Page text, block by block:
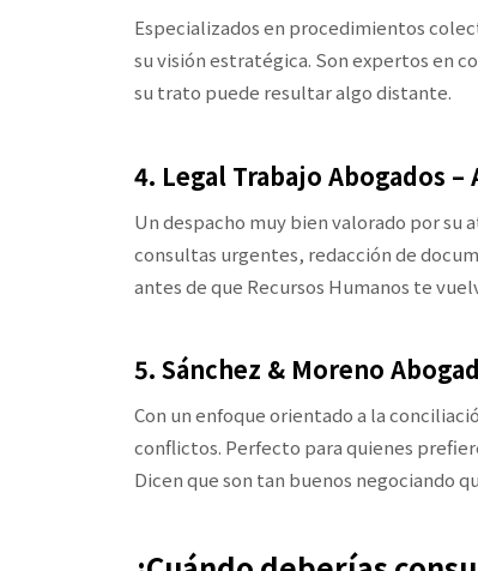
Especializados en procedimientos
su visión estratégica. Son expertos en
su trato puede resultar algo distante.
4. Legal Trabajo Abogados
Un despacho muy bien valorado por su
consultas urgentes, redacción de
antes de que Recursos Humanos te
5. Sánchez & Moreno
Con un enfoque orientado a la
conflictos. Perfecto para quienes
Dicen que son tan buenos negociando